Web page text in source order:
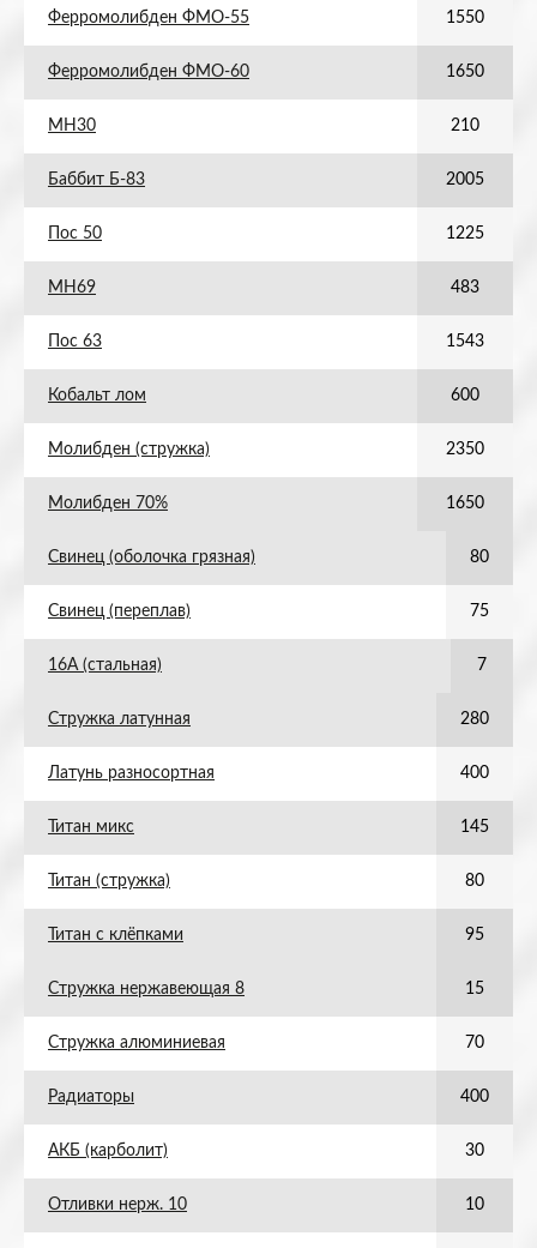
Ферромолибден ФМО-55 1550
Ферромолибден ФМО-60 1650
МН30 210
Баббит Б-83 2005
Пос 50 1225
МН69 483
Пос 63 1543
Кобальт лом 600
Молибден (стружка) 2350
Молибден 70% 1650
Свинец (оболочка грязная) 80
Свинец (переплав) 75
16А (стальная) 7
Стружка латунная 280
Латунь разносортная 400
Титан микс 145
Титан (стружка) 80
Титан с клёпками 95
Стружка нержавеющая 8 15
Стружка алюминиевая 70
Радиаторы 400
АКБ (карболит) 30
Отливки нерж. 10 10